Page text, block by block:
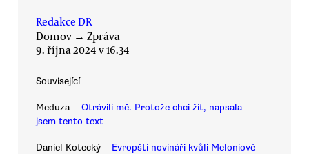
Redakce DR
Domov → Zpráva
9. října 2024 v 16.34
Související
Meduza
Otrávili mě. Protože chci žít, napsala
jsem tento text
Daniel Kotecký
Evropští novináři kvůli Meloniové